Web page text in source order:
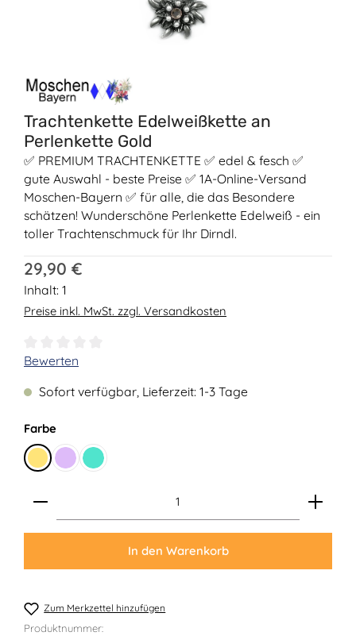
Trachtenkette Edelweißkette an
Perlenkette Gold
✅ PREMIUM TRACHTENKETTE ✅ edel & fesch ✅
gute Auswahl - beste Preise ✅ 1A-Online-Versand
Moschen-Bayern ✅ für alle, die das Besondere
schätzen! Wunderschöne Perlenkette Edelweiß - ein
toller Trachtenschmuck für Ihr Dirndl.
Regulärer Preis:
29,90 €
Inhalt: 1
Preise inkl. MwSt. zzgl. Versandkosten
Durchschnittliche Bewertung von 0 von 5 Sternen
Bewerten
Sofort verfügbar, Lieferzeit: 1-3 Tage
Farbeauswählen
Gold FliederTürkis
Produkt Anzahl: Gib den gewünschten Wert ein
In den Warenkorb
Zum Merkzettel hinzufügen
Produktnummer: